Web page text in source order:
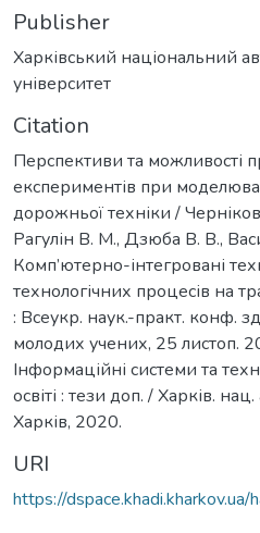
Publisher
Харківський національний
університет
Citation
Перспективи та можливості
експериментів при
дорожньої техніки /
Рагулін В. М., Дзюба В. В.,
Комп’ютерно-інтегровані
технологічних процесів на
: Всеукр. наук.-практ. конф.
молодих учених, 25 листоп.
Інформаційні системи та
освіті : тези доп. / Харків.
Харків, 2020.
URI
https://